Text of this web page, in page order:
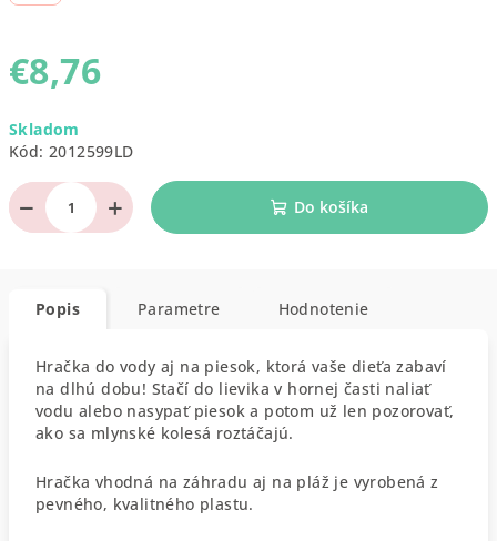
€8,76
cena:
Skladom
Kód: 2012599LD
+
− Do košíka
Popis Parametre Hodnotenie
Hračka do vody aj na piesok, ktorá vaše dieťa zabaví
na dlhú dobu! Stačí do lievika v hornej časti naliať
vodu alebo nasypať piesok a potom už len pozorovať,
ako sa mlynské kolesá roztáčajú.
Hračka vhodná na záhradu aj na pláž je vyrobená z
pevného, kvalitného plastu.